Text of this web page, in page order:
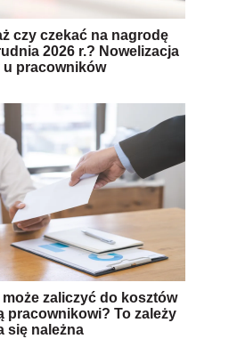
czy czekać na nagrodę
2026 r.? Nowelizacja
u pracowników
zaliczyć do kosztów
pracownikowi? To zależy
się należna